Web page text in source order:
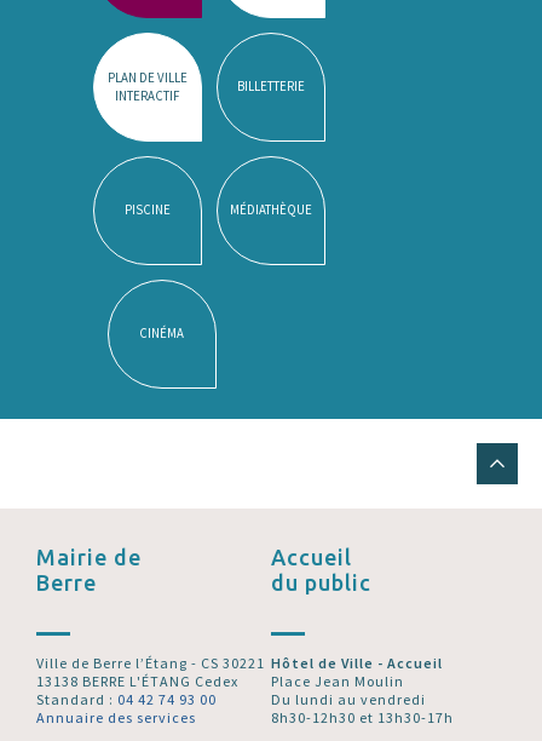
PLAN DE VILLE
INTERACTIF
BILLETTERIE
PISCINE MÉDIATHÈQUE
CINÉMA
Mairie de
Berre
Ville de Berre l’Étang - CS 30221
13138 BERRE L'ÉTANG Cedex
Standard : 04 42 74 93 00
Annuaire des services
Accueil
du public
Hôtel de Ville - Accueil
Place Jean Moulin
Du lundi au vendredi
8h30-12h30 et 13h30-17h